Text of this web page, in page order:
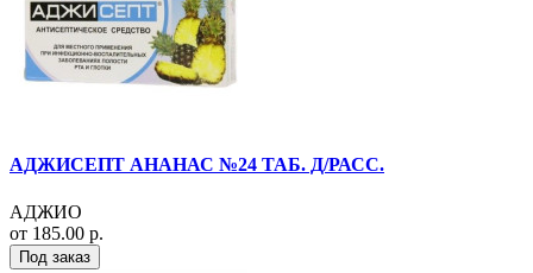
АДЖИСЕПТ АНАНАС №24 ТАБ. Д/РАСС.
АДЖИО
от 185.00 р.
Под заказ